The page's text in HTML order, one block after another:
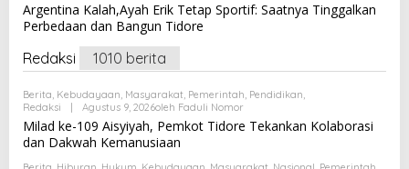
Argentina Kalah,Ayah Erik Tetap Sportif: Saatnya Tinggalkan
Perbedaan dan Bangun Tidore
Redaksi 1010 berita
Berita, Kebudayaan, Masyarakat, Pemerintah, Pendidikan,
Redaksi
Agustus 9, 2026Oleh Faduli Nomor
Milad ke-109 Aisyiyah, Pemkot Tidore Tekankan Kolaborasi
dan Dakwah Kemanusiaan